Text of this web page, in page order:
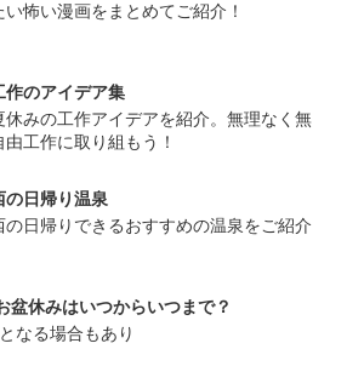
怖い漫画をまとめてご紹介！
作のアイデア集
休みの工作アイデアを紹介。無理なく無
工作に取り組もう！
の日帰り温泉
の日帰りできるおすすめの温泉をご紹介
盆休みはいつからいつまで？
なる場合もあり